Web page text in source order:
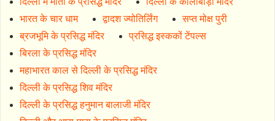
भारत के चार धाम
द्वादश ज्योतिर्लिंग
सप्त मोक्ष पुरी
ब्रजभूमि के प्रसिद्ध मंदिर
प्रसिद्ध इस्ककों टेंपल्स
बिरला के प्रसिद्ध मंदिर
महाभारत काल से दिल्ली के प्रसिद्ध मंदिर
दिल्ली के प्रसिद्ध शिव मंदिर
दिल्ली के प्रसिद्ध हनुमान बालाजी मंदिर